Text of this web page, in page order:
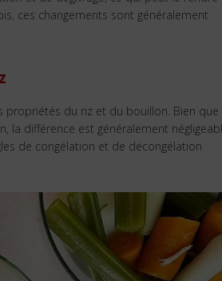
ces changements sont généralement
du riz et du bouillon. Bien que
la différence est généralement
de congélation et de décongélation